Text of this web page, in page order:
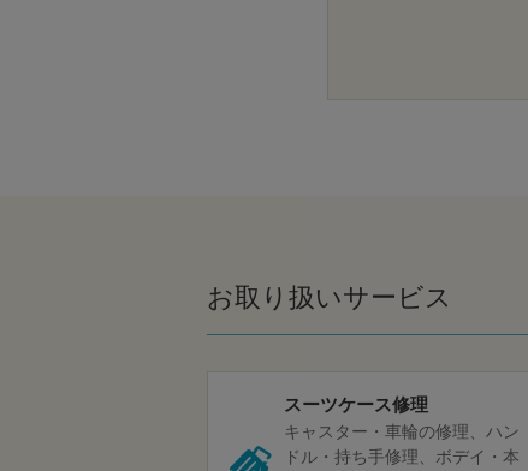
お取り扱いサービス
スーツケース修理
キャスター・車輪の修理
ハン
ドル・持ち手修理
ボデイ・本